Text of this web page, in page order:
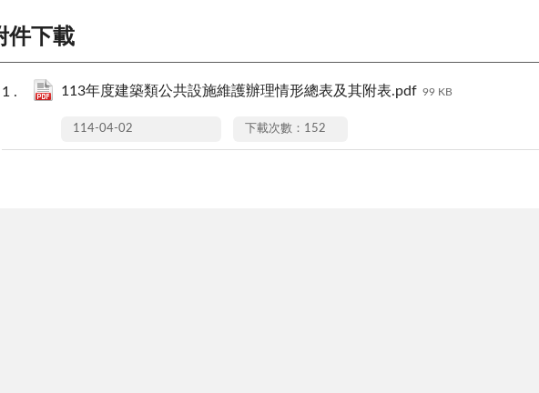
件下載
113年度建築類公共設施維護辦理情形總表及其附表.pdf 99 KB
114-04-02 下載次數：152